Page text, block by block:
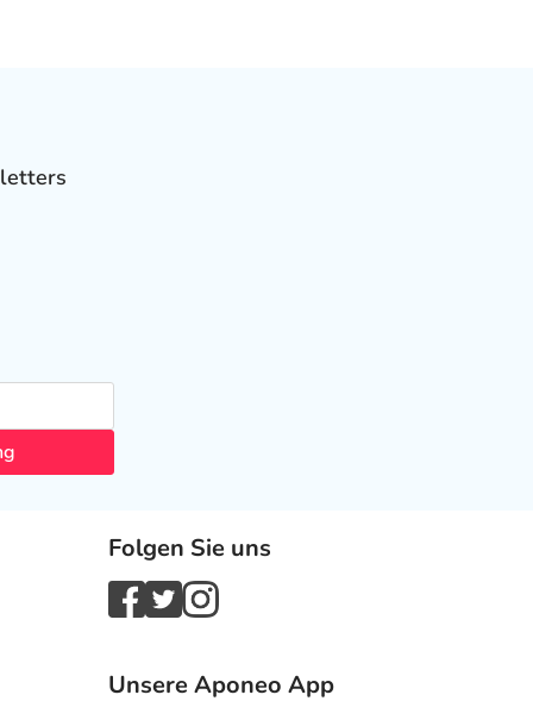
Folgen Sie uns
Unsere Aponeo App